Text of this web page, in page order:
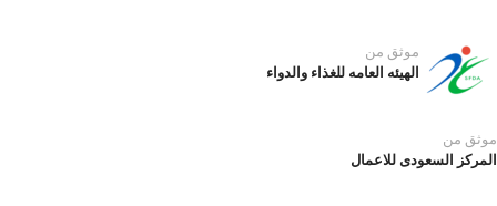
موثق من
الهيئه العامه للغذاء والدواء
موثق من
المركز السعودى للاعمال